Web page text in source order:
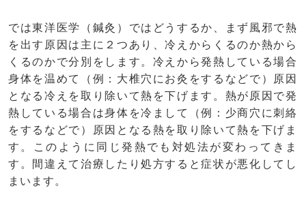
では東洋医学（鍼灸）ではどうするか、まず風邪で熱
を出す原因は主に２つあり、冷えからくるのか熱から
くるのかで分別をします。冷えから発熱している場合
身体を温めて（例：大椎穴にお灸をするなどで）原因
となる冷えを取り除いて熱を下げます。熱が原因で発
熱している場合は身体を冷まして（例：少商穴に刺絡
をするなどで）原因となる熱を取り除いて熱を下げま
す。このように同じ発熱でも対処法が変わってきま
す。間違えて治療したり処方すると症状が悪化してし
まいます。